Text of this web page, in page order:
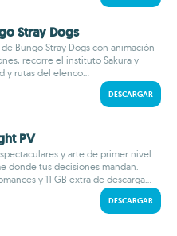
Stray Dogs
Bungo Stray Dogs con animación
recorre el instituto Sakura y
y rutas del elenco...
DESCARGAR
PV
y arte de primer nivel
donde tus decisiones mandan.
y 11 GB extra de descarga...
DESCARGAR